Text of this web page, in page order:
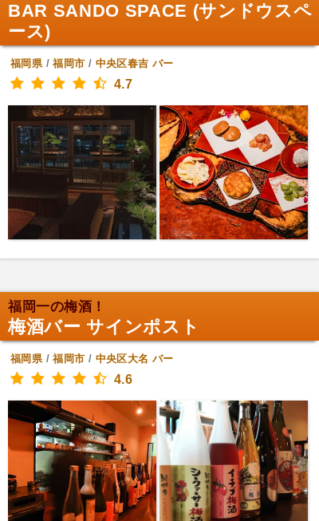
BAR SANDO SPACE (サンドウスペ
ース)
福岡県/福岡市 / 中央区春吉 バー
4.7
福岡一の梅酒！
梅酒バー サインポスト
福岡県/福岡市 / 中央区大名 バー
4.6